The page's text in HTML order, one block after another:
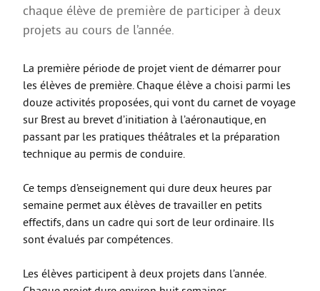
Internat et restauration
Dossiers d’inscription
FORMATIONS PRO
3ème PM
Bac Pro CIEL
Bac Pro MSPC
Bac Pro MV
Bac Pro TCI
BREVET D’INITIATION A LA MER
chaque élève de première de participer à deux
projets au cours de l’année.
La première période de projet vient de démarrer pour
les élèves de première. Chaque élève a choisi parmi les
douze activités proposées, qui vont du carnet de voyage
sur Brest au brevet d’initiation à l’aéronautique, en
passant par les pratiques théâtrales et la préparation
technique au permis de conduire.
Ce temps d’enseignement qui dure deux heures par
semaine permet aux élèves de travailler en petits
effectifs, dans un cadre qui sort de leur ordinaire. Ils
sont évalués par compétences.
Les élèves participent à deux projets dans l’année.